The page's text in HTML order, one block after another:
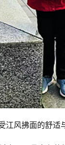
风拂面的舒适